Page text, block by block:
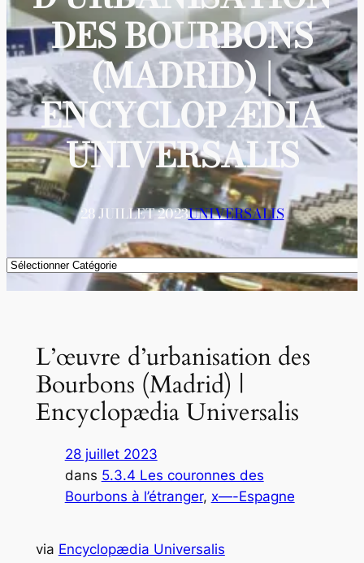
DES BOURBONS
(MADRID) |
ENCYCLOPÆDIA
UNIVERSALIS
28 JUILLET 2023UNIVERSALIS
Catégories
L’œuvre d’urbanisation des
Bourbons (Madrid) |
Encyclopædia Universalis
28 juillet 2023
dans 5.3.4 Les couronnes des
Bourbons à l’étranger, x—-Espagne
via Encyclopædia Universalis